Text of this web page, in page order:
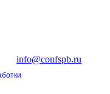
info@confspb.ru